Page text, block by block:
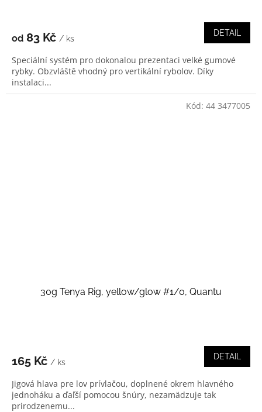
od 83 Kč / ks
DETAIL
Speciální systém pro dokonalou prezentaci velké gumové
rybky. Obzvláště vhodný pro vertikální rybolov. Díky
instalaci...
30g Tenya Rig, yellow/glow #1/0, Quantu
165 Kč / ks
DETAIL
Jigová hlava pre lov prívlačou, doplnené okrem hlavného
jednoháku a ďaľší pomocou šnúry, nezamädzuje tak
prirodzenemu...
Kód: 44 3477005